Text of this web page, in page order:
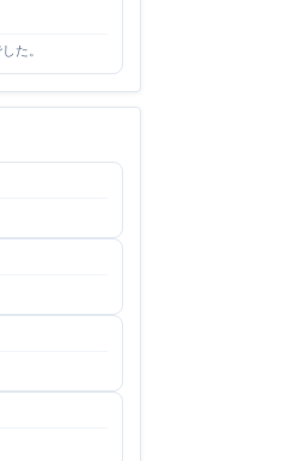
た。